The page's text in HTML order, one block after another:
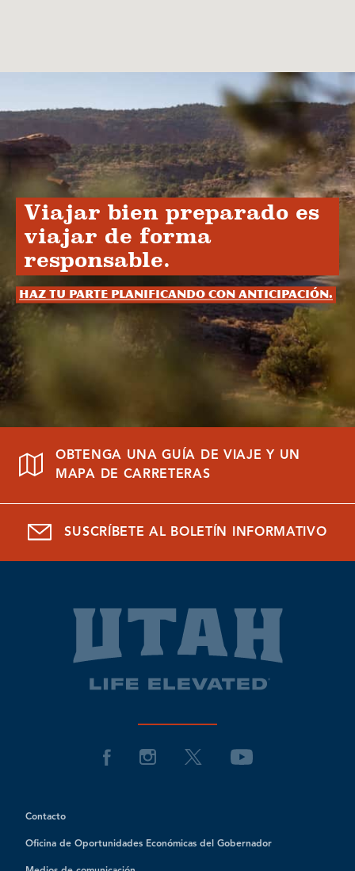
Viajar bien preparado es
viajar de forma
responsable.
Haz tu parte planificando con anticipación.
OBTENGA UNA GUÍA DE VIAJE Y UN
MAPA DE CARRETERAS
SUSCRÍBETE AL BOLETÍN INFORMATIVO
Contacto
Oficina de Oportunidades Económicas del Gobernador